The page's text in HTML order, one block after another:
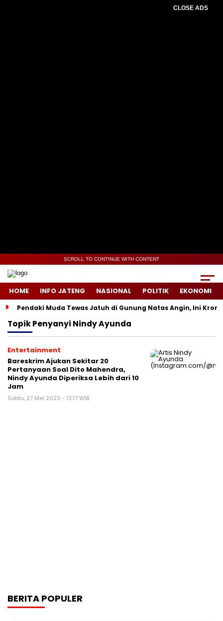
CLOSE ADS
SCROLL TO CONTINUE WITH CONTENT
HOME INFO JATENG NASIONAL POLITIK EKONOMI
Pendaki Muda Tewas Jatuh di Gunung Natas Angin, Ini
TopikPenyanyi Nindy Ayunda
Entertainment
Bareskrim Ajukan Sekitar 20
Pertanyaan Soal Dito Mahendra,
Nindy Ayunda Diperiksa Lebih dari 10
Jam
Sabtu, 27 Mei 2023 - 13:17 WIB
BERITA POPULER